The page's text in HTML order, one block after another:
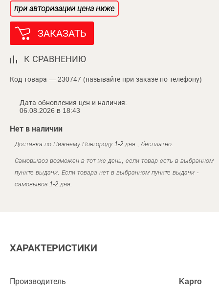
при авторизации цена ниже
ЗАКАЗАТЬ
К СРАВНЕНИЮ
Код товара — 230747 (называйте при заказе по телефону)
Дата обновления цен и наличия:
06.08.2026 в 18:43
Нет в наличии
Доставка по Нижнему Новгороду 1-2 дня , бесплатно.
Самовывоз возможен в тот же день, если товар есть в выбранном
пункте выдачи. Если товара нет в выбранном пункте выдачи -
самовывоз 1-2 дня.
ХАРАКТЕРИСТИКИ
Производитель Kapro